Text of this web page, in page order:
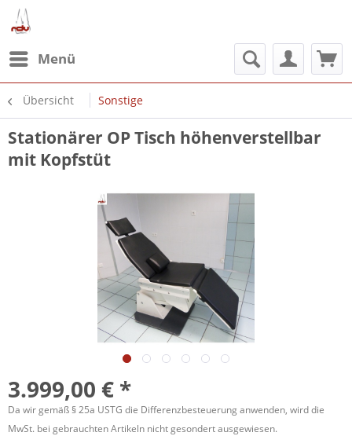
Menü
Übersicht Sonstige
Stationärer OP Tisch höhenverstellbar
mit Kopfstüt
3.999,00 € *
Da wir gemäß § 25a USTG die Differenzbesteuerung anwenden, wird die
MwSt. bei gebrauchten Artikeln nicht gesondert ausgewiesen.